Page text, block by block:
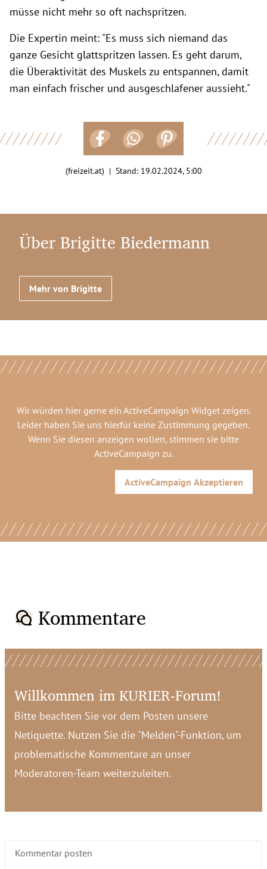
müsse nicht mehr so oft nachspritzen.
Die Expertin meint: "Es muss sich niemand das
ganze Gesicht glattspritzen lassen. Es geht darum,
die Überaktivität des Muskels zu entspannen, damit
man einfach frischer und ausgeschlafener aussieht."
(freizeit.at) | Stand: 19.02.2024, 5:00
Über Brigitte Biedermann
Mehr von Brigitte
Wir würden hier gerne ein ActiveCampaign Widgetzeigen.
Leider haben Sie uns hierfür keine Zustimmung gegeben.
Wenn Sie diesen anzeigen wollen, stimmen sie bitte
ActiveCampaign zu.
ActiveCampaign Akzeptieren
Kommentare